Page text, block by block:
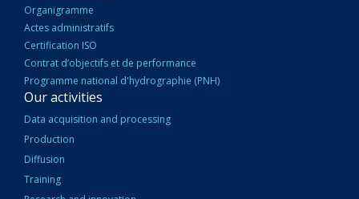
Organigramme
Actes administratifs
Certification ISO
Contrat d’objectifs et de performance
Programme national d'hydrographie (PNH)
Our activities
Data acquisition and processing
Production
Diffusion
Training